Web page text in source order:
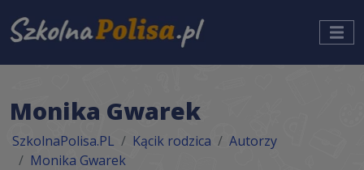
Monika Gwarek
SzkolnaPolisa.PL Kącik rodzica
Autorzy
Monika Gwarek